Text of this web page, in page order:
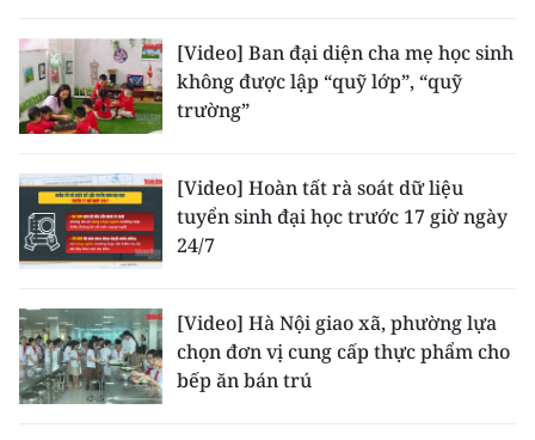
[Video] Ban đại diện cha mẹ học sinh
không được lập “quỹ lớp”, “quỹ
trường”
[Video] Hoàn tất rà soát dữ liệu
tuyển sinh đại học trước 17 giờ ngày
24/7
[Video] Hà Nội giao xã, phường lựa
chọn đơn vị cung cấp thực phẩm cho
bếp ăn bán trú